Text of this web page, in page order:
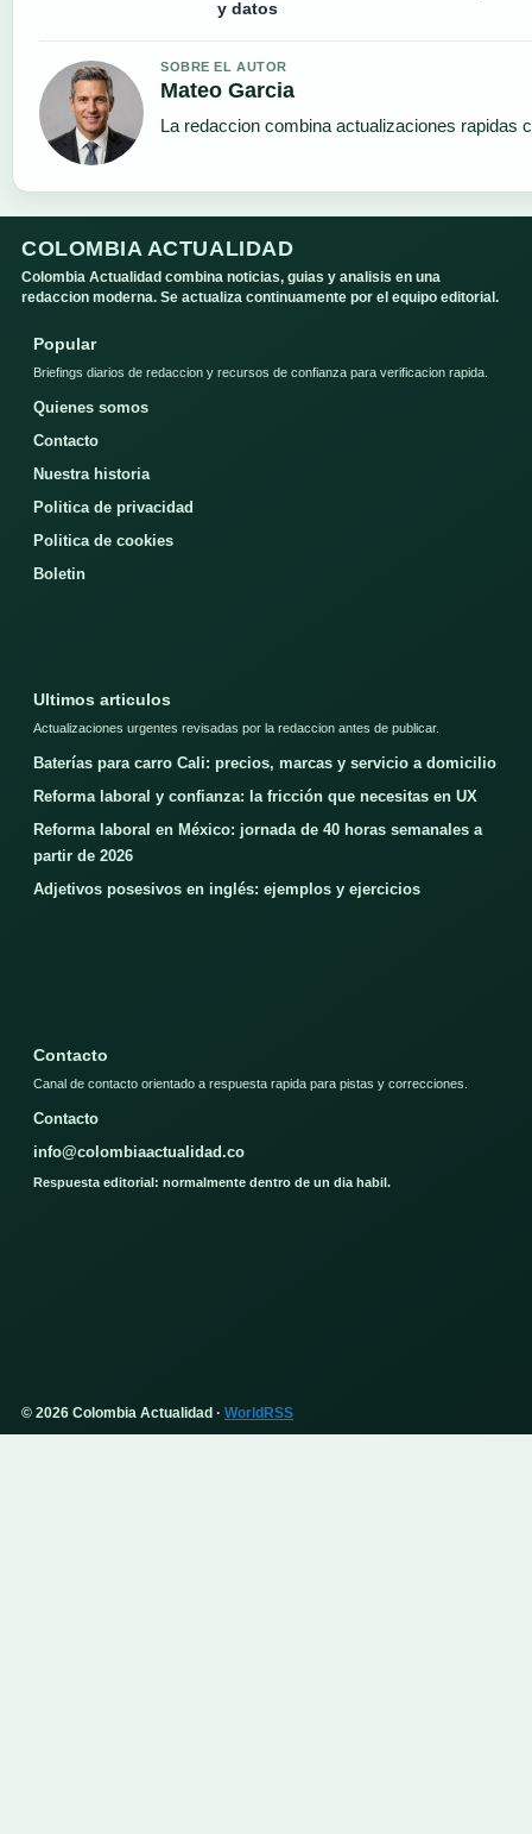
y datos
SOBRE EL AUTOR
Mateo Garcia
La redaccion combina actualizaciones rapidas
COLOMBIA ACTUALIDAD
Colombia Actualidad combina noticias, guias y analisis en una
redaccion moderna. Se actualiza continuamente por el equipo editorial.
Popular
Briefings diarios de redaccion y recursos de confianza para verificacion rapida.
Quienes somos
Contacto
Nuestra historia
Politica de privacidad
Politica de cookies
Boletin
Ultimos articulos
Actualizaciones urgentes revisadas por la redaccion antes de publicar.
Baterías para carro Cali: precios, marcas y servicio a domicilio
Reforma laboral y confianza: la fricción que necesitas en UX
Reforma laboral en México: jornada de 40 horas semanales a
partir de 2026
Adjetivos posesivos en inglés: ejemplos y ejercicios
Contacto
Canal de contacto orientado a respuesta rapida para pistas y correcciones.
Contacto
info@colombiaactualidad.co
Respuesta editorial: normalmente dentro de un dia habil.
© 2026 Colombia Actualidad · WorldRSS